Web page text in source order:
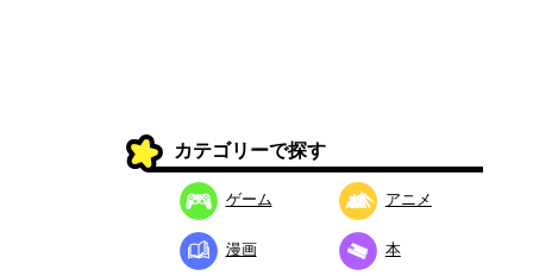
カテゴリーで探す
ゲーム アニメ
漫画 本